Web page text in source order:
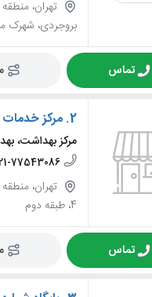
بروجردی، شهرک
تماس
2. مرکز
مرکز بهداشت،
77543086
4، طبقه دوم
تماس